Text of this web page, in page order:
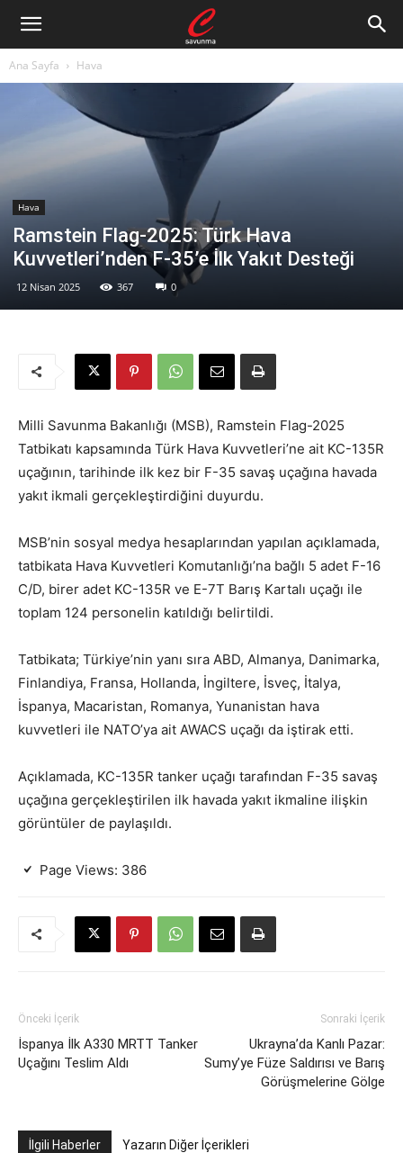
Ana Sayfa Hava
Hava
Ramstein Flag-2025: Türk Hava
Kuvvetleri’nden F-35’e İlk Yakıt Desteği
12 Nisan 2025 367 0
Milli Savunma Bakanlığı (MSB), Ramstein Flag-2025
Tatbikatı kapsamında Türk Hava Kuvvetleri’ne ait KC-135R
uçağının, tarihinde ilk kez bir F-35 savaş uçağına havada
yakıt ikmali gerçekleştirdiğini duyurdu.
MSB’nin sosyal medya hesaplarından yapılan açıklamada,
tatbikata Hava Kuvvetleri Komutanlığı’na bağlı 5 adet F-16
C/D, birer adet KC-135R ve E-7T Barış Kartalı uçağı ile
toplam 124 personelin katıldığı belirtildi.
Tatbikata; Türkiye’nin yanı sıra ABD, Almanya, Danimarka,
Finlandiya, Fransa, Hollanda, İngiltere, İsveç, İtalya,
İspanya, Macaristan, Romanya, Yunanistan hava
kuvvetleri ile NATO’ya ait AWACS uçağı da iştirak etti.
Açıklamada, KC-135R tanker uçağı tarafından F-35 savaş
uçağına gerçekleştirilen ilk havada yakıt ikmaline ilişkin
görüntüler de paylaşıldı.
Page Views: 386
Önceki İçerik
İspanya İlk A330 MRTT Tanker
Uçağını Teslim Aldı
Sonraki İçerik
Ukrayna’da Kanlı Pazar:
Sumy’ye Füze Saldırısı ve Barış
Görüşmelerine Gölge
İlgili Haberler Yazarın Diğer İçerikleri